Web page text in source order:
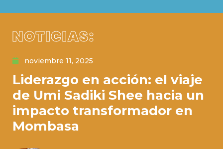
NOTICIAS:
noviembre 11, 2025
Liderazgo en acción: el viaje
de Umi Sadiki Shee hacia un
impacto transformador en
Mombasa